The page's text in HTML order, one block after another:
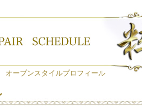
ド【粋美-すいび-】オープンスタイルプロフィール
オープンスタイルプロフィール